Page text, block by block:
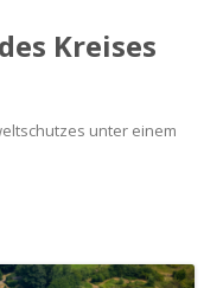
Kreises
unter einem